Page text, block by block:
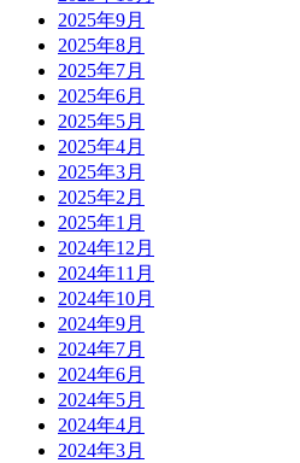
2025年9月
2025年8月
2025年7月
2025年6月
2025年5月
2025年4月
2025年3月
2025年2月
2025年1月
2024年12月
2024年11月
2024年10月
2024年9月
2024年7月
2024年6月
2024年5月
2024年4月
2024年3月